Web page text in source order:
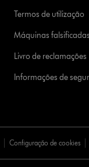
Termos de utilização
Máquinas falsificadas
Livro de reclamações
Informações de
Configuração de cookies